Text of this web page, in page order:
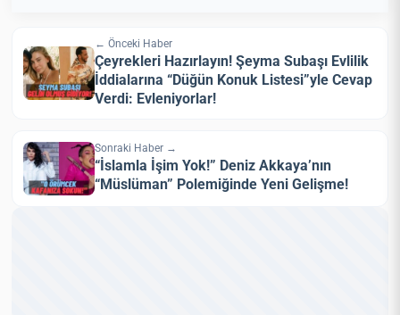
← Önceki Haber
Çeyrekleri Hazırlayın! Şeyma Subaşı Evlilik
İddialarına “Düğün Konuk Listesi”yle Cevap
Verdi: Evleniyorlar!
Sonraki Haber →
“İslamla İşim Yok!” Deniz Akkaya’nın
“Müslüman” Polemiğinde Yeni Gelişme!